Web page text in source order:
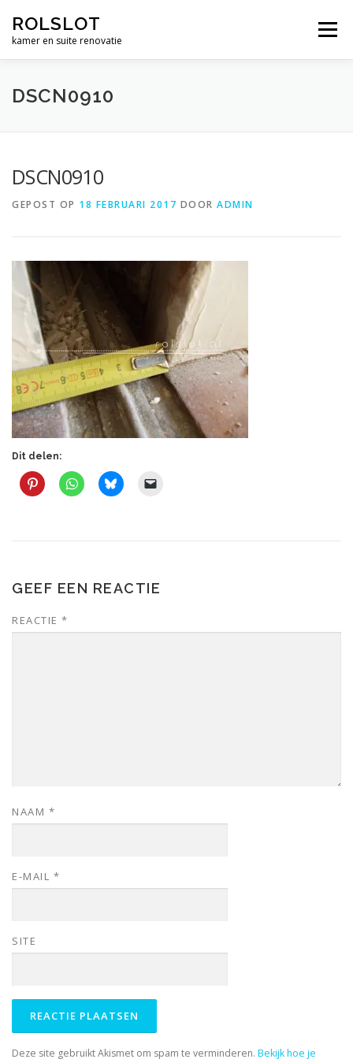
naarROLSLOT
kamer en suite renovatie
Menu
WIELEN BESLAG
DSCN0910
DSCN0910
GEPOST OP 18 FEBRUARI 2017 DOOR ADMIN
Dit delen:
GEEF EEN REACTIE
REACTIE *
NAAM *
E-MAIL *
SITE
Deze site gebruikt Akismet om spam te verminderen. Bekijk hoe je